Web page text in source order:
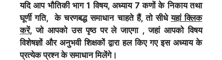
यदि आप भौतिकी भाग 1 विषय, अध्याय 7 कणों के निकाय तथा
घूर्णी गति, के चरणबद्ध समाधान चाहते हैं, तो सीधेयहां क्लिक
करें, जो आपको उस पृष्ठ पर ले जाएगा , जहां आपको विषय
विशेषज्ञों और अनुभवी शिक्षकों द्वारा हल किए गए इस अध्याय के
प्रत्येक प्रश्न के समाधान मिलेंगे।